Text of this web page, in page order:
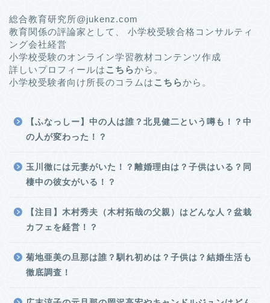
総合教育研究所@jukenz.com
教育関係の評論家として、 小学校受験合格コンサルティ
ング会社経営
小学校受験のオンライン学習教材コンテンツ作成
詳しいプロフィールはこちらから。
小学校受験者向け所長のコラムは こちらから。
【ふなっしー】中の人は誰？北見健二という噂も！？中
の人が変わった！？
玉川徹には元妻がいた！？離婚理由は？子供はいる？同
棲中の彼女がいる！？
【注目】木村秀夫（木村拓哉の父親）はどんな人？盆栽
カフェを経営！？
菊地亜美の旦那は誰？馴れ初めは？子供は？結婚生活も
徹底調査！